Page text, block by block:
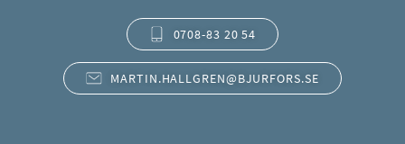
0708-83 20 54
MARTIN.HALLGREN@BJURFORS.SE